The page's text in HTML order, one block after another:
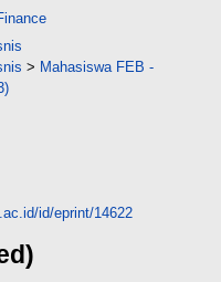
> Mahasiswa FEB -
id/eprint/14622